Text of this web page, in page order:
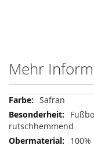
Mehr
Mehr
Informationen
Safran
rutschhemmend